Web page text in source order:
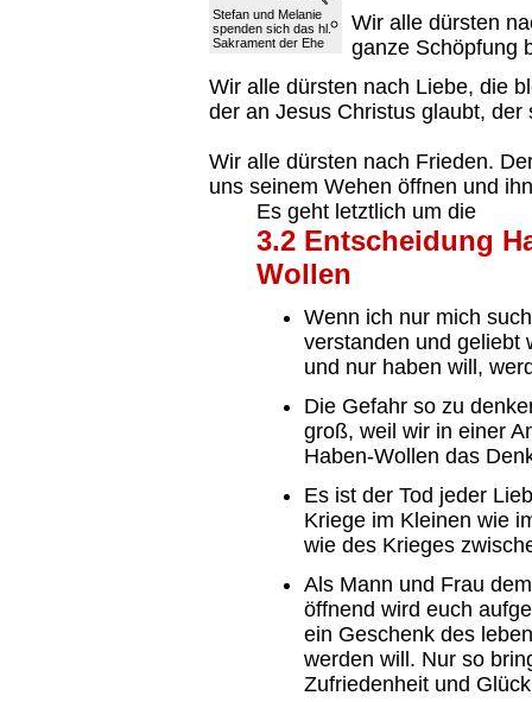
Stefan und Melanie
spenden sich das hl.
Sakrament der Ehe
Wir alle dürsten
ganze Schöpfung
Wir alle dürsten nach Liebe, die
der an Jesus Christus glaubt,
Wir alle dürsten nach Frieden.
uns seinem Wehen öffnen und
Es geht letztlich um die
3.2 Entscheidung
Wollen
Wenn ich nur mich
verstanden und geliebt
und nur haben will,
Die Gefahr so zu
groß, weil wir in einer
Haben-Wollen das
Es ist der Tod jeder
Kriege im Kleinen wie
wie des Krieges
Als Mann und Frau
öffnend wird euch
ein Geschenk des
werden will. Nur so
Zufriedenheit und